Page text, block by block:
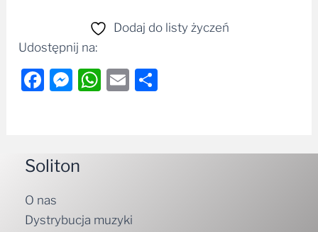
Dodaj do listy życzeń
Udostępnij na:
Facebook
Messenger
WhatsApp
Email
Soliton
O nas
Dystrybucja muzyki